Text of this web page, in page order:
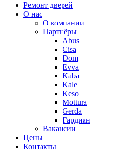
Ремонт дверей
О нас
О компании
Партнёры
Abus
Cisa
Dom
Evva
Kaba
Kale
Keso
Mottura
Gerda
Гардиан
Вакансии
Цены
Контакты